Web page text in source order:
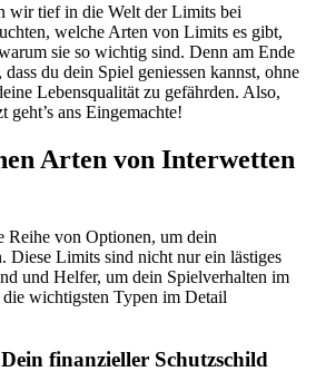
wir tief in die Welt der Limits bei
welche Arten von Limits es gibt,
sie so wichtig sind. Denn am Ende
dass du dein Spiel geniessen kannst, ohne
Lebensqualität zu gefährden. Also,
geht’s ans Eingemachte!
Arten von Interwetten
Reihe von Optionen, um dein
Diese Limits sind nicht nur ein lästiges
und Helfer, um dein Spielverhalten im
wichtigsten Typen im Detail
finanzieller Schutzschild